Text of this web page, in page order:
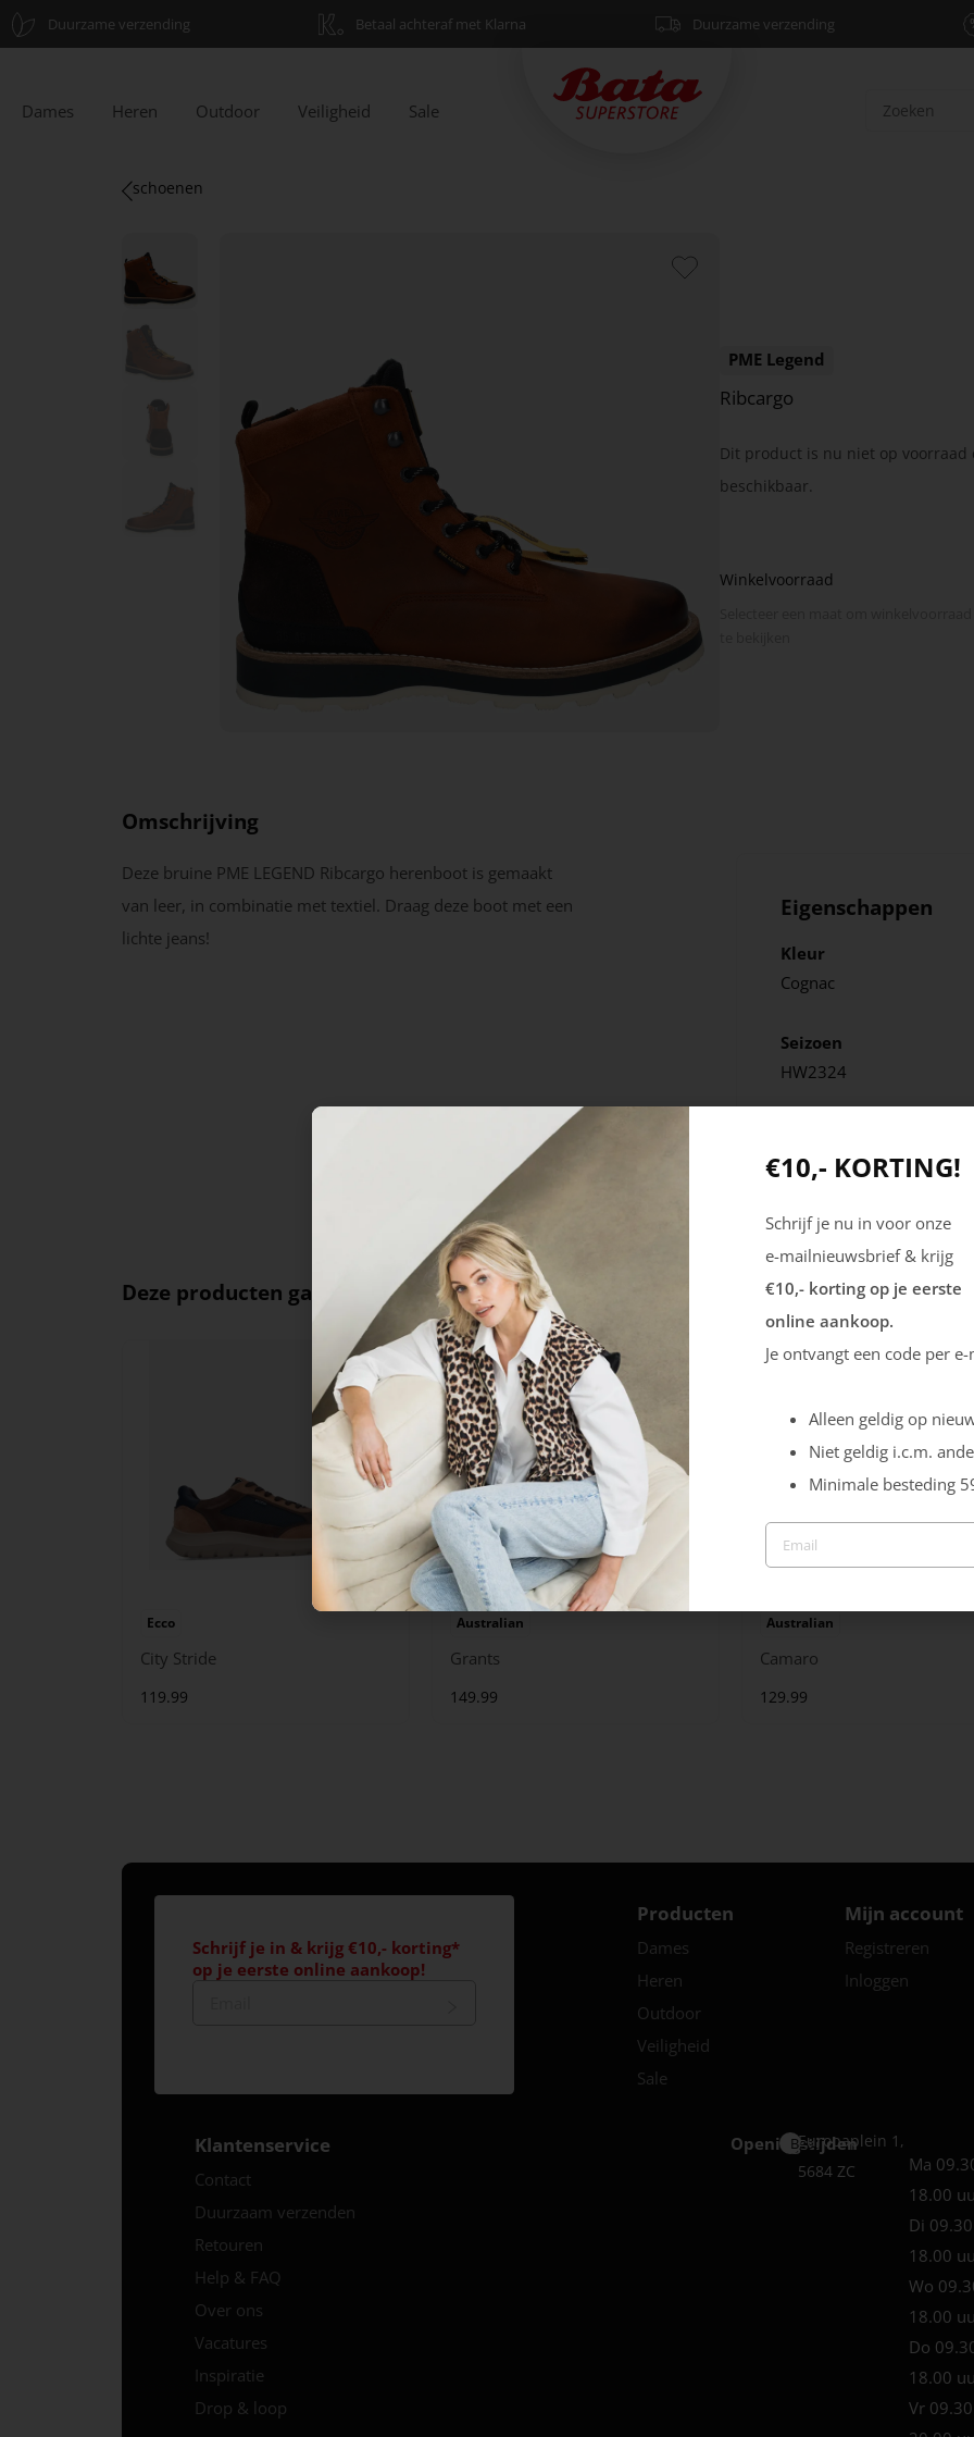
Duurzame verzending Betaal achteraf met Klarna Duurzame verzending
Dames Heren Outdoor Veiligheid Sale
schoenen
PME Legend
Ribcargo
Dit product is nu niet op voorraad
beschikbaar.
Winkelvoorraad
Omschrijving
Deze bruine PME LEGEND Ribcargo herenboot is gemaakt
van leer, in combinatie met textiel. Draag deze boot met een
lichte jeans!
Eigenschappen
Kleur
Cognac
Seizoen
HW2324
Deze producten ga je leuk vinden
Ecco
City Stride
119.99
Australian
Grants
149.99
Australian
Camaro
129.99
Schrijf je in & krijg €10,- korting*
op je eerste online aankoop!
Producten
Dames
Heren
Outdoor
Veiligheid
Sale
Mijn account
Registreren
Inloggen
Klantenservice
Contact
Duurzaam verzenden
Retouren
Help & FAQ
Over ons
Vacatures
Inspiratie
Drop & loop
Openingstijden
Best
Europaplein 1,
5684 ZC
Ma
18.00
Di
18.00
Wo
18.00
Do
18.00
Vr
€10,- KORTING!
Schrijf je nu in voor onze
e-mailnieuwsbrief & krijg
€10,- korting op je eerste
online aankoop.
Je ontvangt een code per
Alleen geldig op
Niet geldig i.c.m.
Minimale besteding